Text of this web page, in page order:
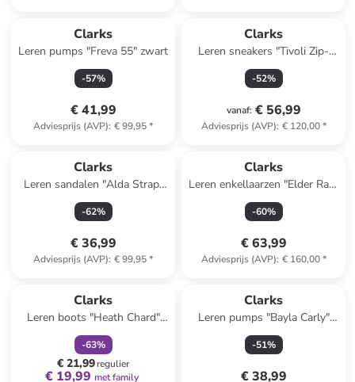
Clarks
Leren pumps "Freva 55" zwart
-57%
€ 41,99
Adviesprijs (AVP): € 99,95*
Clarks
Leren sneakers "Tivoli Zip-
Off" wit
-52%
vanaf: € 56,99
Adviesprijs (AVP): € 120,00*
Clarks
Leren sandalen "Alda Strap"
zwart
-62%
€ 36,99
Adviesprijs (AVP): € 99,95*
Clarks
Leren enkellaarzen "Elder Rae"
zilverkleurig
-60%
€ 63,99
Adviesprijs (AVP): € 160,00*
Clarks
Leren boots "Heath Chard"
zwart
-63%
€ 21,99regulier
€ 19,99 met family
Clarks
Leren pumps "Bayla Carly"
donkerblauw
-51%
€ 38,99